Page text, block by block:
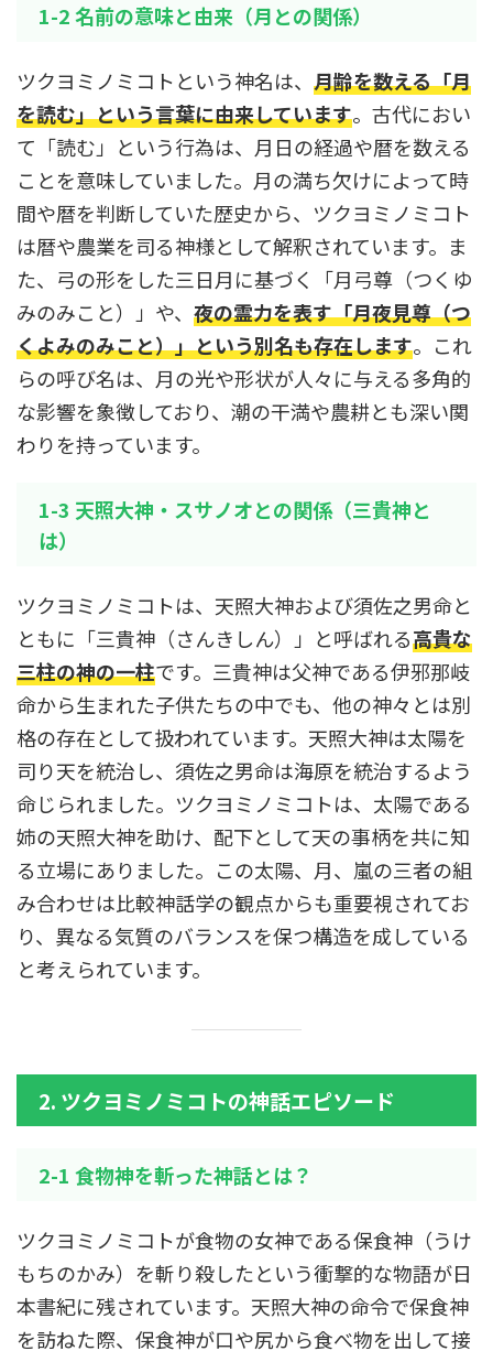
1-2 名前の意味と由来（月との関係）
ツクヨミノミコトという神名は、 月齢を数える「月
を読む」という言葉に由来しています。古代におい
て「読む」という行為は、月日の経過や暦を数える
ことを意味していました。月の満ち欠けによって時
間や暦を判断していた歴史から、ツクヨミノミコト
は暦や農業を司る神様として解釈されています。ま
た、弓の形をした三日月に基づく「月弓尊（つくゆ
みのみこと）」や、 夜の霊力を表す「月夜見尊（つ
くよみのみこと）」という別名も存在します。これ
らの呼び名は、月の光や形状が人々に与える多角的
な影響を象徴しており、潮の干満や農耕とも深い関
わりを持っています。
1-3 天照大神・スサノオとの関係（三貴神と
は）
ツクヨミノミコトは、天照大神および須佐之男命と
ともに「三貴神（さんきしん）」と呼ばれる高貴な
三柱の神の一柱です。三貴神は父神である伊邪那岐
命から生まれた子供たちの中でも、他の神々とは別
格の存在として扱われています。天照大神は太陽を
司り天を統治し、須佐之男命は海原を統治するよう
命じられました。ツクヨミノミコトは、太陽である
姉の天照大神を助け、配下として天の事柄を共に知
る立場にありました。この太陽、月、嵐の三者の組
み合わせは比較神話学の観点からも重要視されてお
り、異なる気質のバランスを保つ構造を成している
と考えられています。
2. ツクヨミノミコトの神話エピソード
2-1 食物神を斬った神話とは？
ツクヨミノミコトが食物の女神である保食神（うけ
もちのかみ）を斬り殺したという衝撃的な物語が日
本書紀に残されています。天照大神の命令で保食神
を訪ねた際、保食神が口や尻から食べ物を出して接